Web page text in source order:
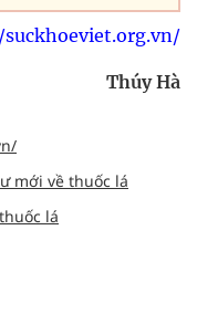
Thúy Hà
mới về thuốc lá
lá